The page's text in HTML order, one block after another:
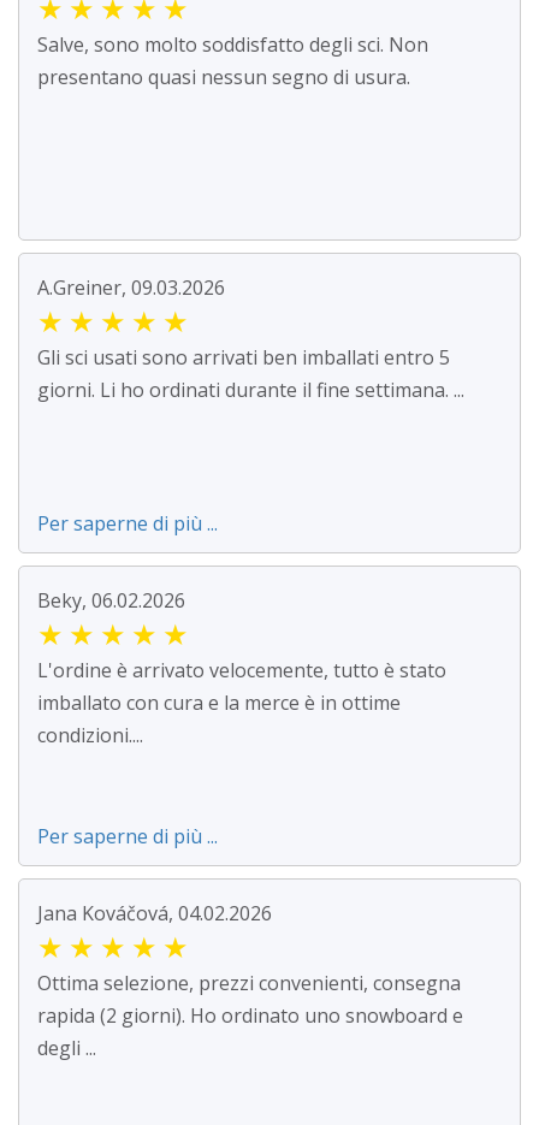
Salve, sono molto soddisfatto degli sci. Non
presentano quasi nessun segno di usura.
A.Greiner, 09.03.2026
★ ★ ★ ★ ★
Gli sci usati sono arrivati ben imballati entro 5
giorni. Li ho ordinati durante il fine settimana. ...
Per saperne di più ...
Beky, 06.02.2026
★ ★ ★ ★ ★
L'ordine è arrivato velocemente, tutto è stato
imballato con cura e la merce è in ottime
condizioni....
Per saperne di più ...
Jana Kováčová, 04.02.2026
★ ★ ★ ★ ★
Ottima selezione, prezzi convenienti, consegna
rapida (2 giorni). Ho ordinato uno snowboard e
degli ...